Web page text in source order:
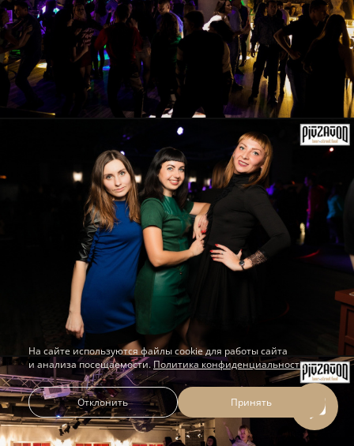
На сайте используются файлы cookie для работы сайта
и анализа посещаемости.Политика конфиденциальности
Отклонить Принять